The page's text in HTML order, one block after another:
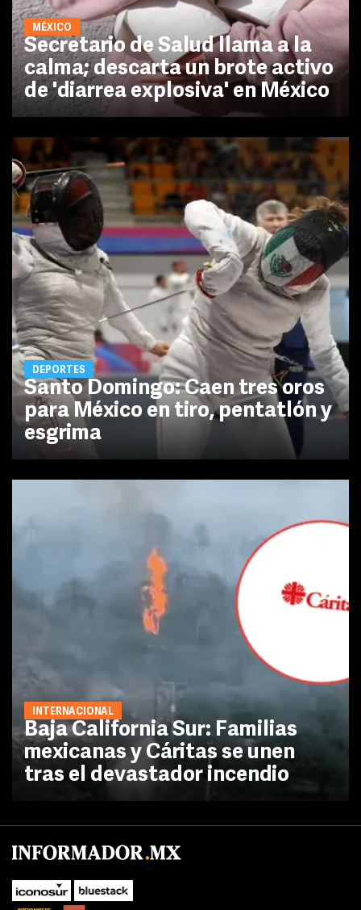
MÉXICO
Secretario de Salud llama a la
calma; descarta un brote activo
de 'diarrea explosiva' en México
DEPORTES
Santo Domingo: Caen tres oros
para México en tiro, pentatlón y
esgrima
INTERNACIONAL
Baja California Sur: Familias
mexicanas y Cáritas se unen
tras el devastador incendio